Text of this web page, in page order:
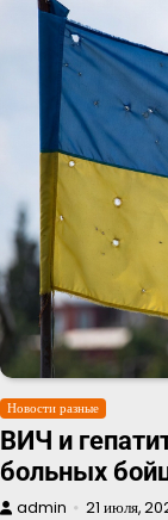
Новости разные
ВИЧ и
больных
admin 21 июля,